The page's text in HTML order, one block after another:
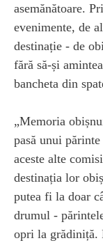
asemănătoare.
evenimente, de
destinație - de
fără să-și
bancheta din
„Memoria
pasă unui
aceste alte
destinația lor
putea fi la doar
drumul -
opri la grădiniță.